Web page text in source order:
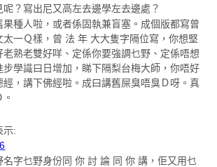
？寫出尼又高左去邊學左去邊處？
果種人啦，或者係固執兼盲塞。成個版都寫曾
太一Ｑ樣，曾 法 年 大大隻字隔位寫，你想堅
熟老雙好咩、定係你要強調乜野、定係唔想
學識曰日增加，睇下隔梨台梅大師，你唔好
，講下佛經啦。成曰講舊屎臭唔臭Ｄ呀。真
示:
名字乜野身份同 你 討 論 同 你 講，佢又用乜